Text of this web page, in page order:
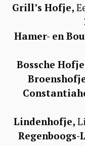
Grill’s Hofje,
Hamer- en
Bossche
Lindenhofje,